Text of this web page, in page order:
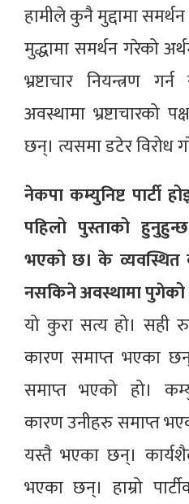
हामीले कुनै मुद्दामा
मुद्धामा समर्थन गरेको
भ्रष्टाचार नियन्त्रण
अवस्थामा भ्रष्टाचारको
छन्। त्यसमा डटेर विरोध
नेकपा कम्युनिष्ट पार्टी
पहिलो पुस्ताको
भएको छ। के व्यवस्थित
नसकिने अवस्थामा पुगेको
यो कुरा सत्य हो। सही
कारण समाप्त भएका
समाप्त भएको हो।
कारण उनीहरु समाप्त
यस्तै भएका छन्।
भएका छन्। हाम्रो